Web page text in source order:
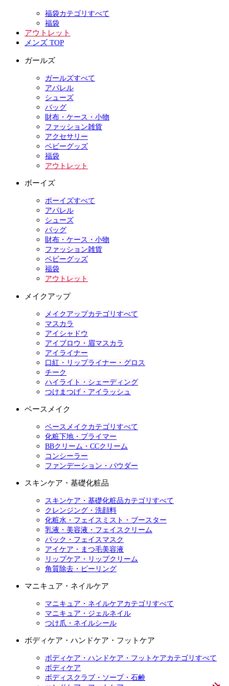
福袋カテゴリすべて
福袋
アウトレット
メンズ TOP
ガールズ
ガールズすべて
アパレル
シューズ
バッグ
財布・ケース・小物
ファッション雑貨
アクセサリー
ベビーグッズ
福袋
アウトレット
ボーイズ
ボーイズすべて
アパレル
シューズ
バッグ
財布・ケース・小物
ファッション雑貨
ベビーグッズ
福袋
アウトレット
メイクアップ
メイクアップカテゴリすべて
マスカラ
アイシャドウ
アイブロウ・眉マスカラ
アイライナー
口紅・リップライナー・グロス
チーク
ハイライト・シェーディング
つけまつげ・アイラッシュ
ベースメイク
ベースメイクカテゴリすべて
化粧下地・プライマー
BBクリーム・CCクリーム
コンシーラー
ファンデーション・パウダー
スキンケア・基礎化粧品
スキンケア・基礎化粧品カテゴリすべて
クレンジング・洗顔料
化粧水・フェイスミスト・ブースター
乳液・美容液・フェイスクリーム
パック・フェイスマスク
アイケア・まつ毛美容液
リップケア・リップクリーム
角質除去・ピーリング
マニキュア・ネイルケア
マニキュア・ネイルケアカテゴリすべて
マニキュア・ジェルネイル
つけ爪・ネイルシール
ボディケア・ハンドケア・フットケア
ボディケア・ハンドケア・フットケアカテゴリすべて
ボディケア
ボディスクラブ・ソープ・石鹸